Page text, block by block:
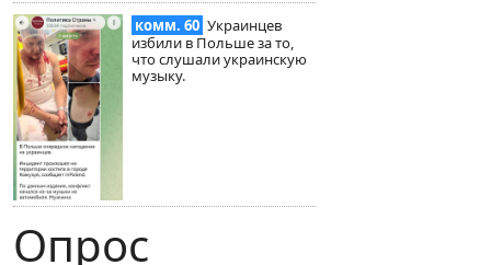
комм. 60 Украинцев
избили в Польше за то,
что слушали украинскую
музыку.
Опрос